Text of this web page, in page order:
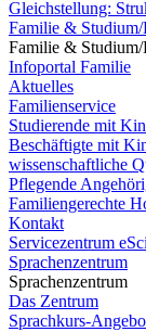
Gleichstellung:
Familie &
Familie &
Infoportal Familie
Aktuelles
Familienservice
Studierende mit
Beschäftigte mit
wissenschaftliche
Pflegende
Familiengerechte
Kontakt
Servicezentrum
Sprachenzentrum
Sprachenzentrum
Das Zentrum
Sprachkurs-